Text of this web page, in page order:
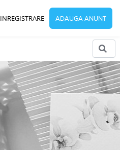
INREGISTRARE ADAUGA ANUNT